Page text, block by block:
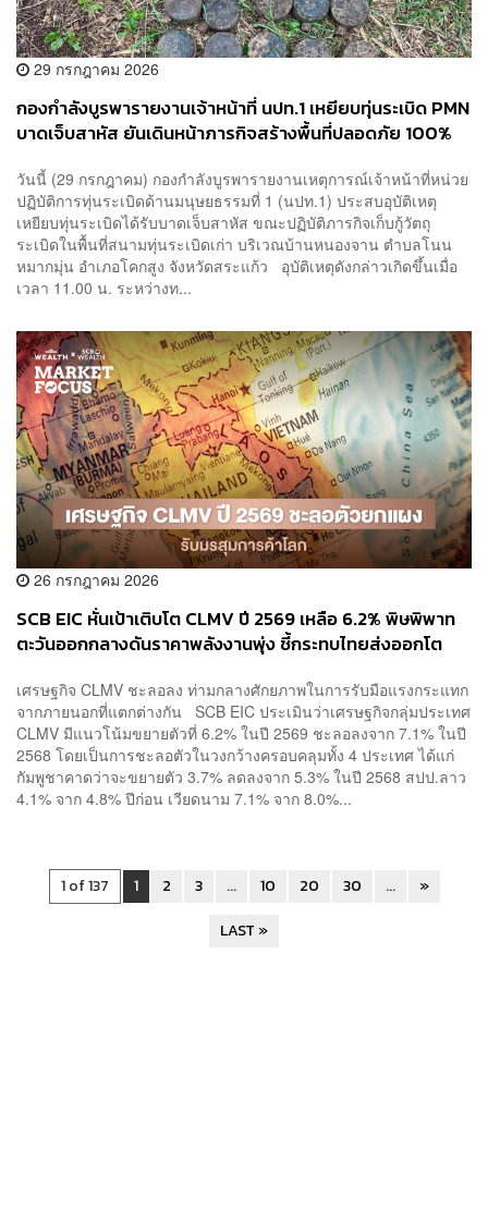
29 กรกฎาคม 2026
กองกำลังบูรพารายงานเจ้าหน้าที่ นปท.1 เหยียบทุ่นระเบิด PMN
บาดเจ็บสาหัส ยันเดินหน้าภารกิจสร้างพื้นที่ปลอดภัย 100%
วันนี้ (29 กรกฎาคม) กองกำลังบูรพารายงานเหตุการณ์เจ้าหน้าที่หน่วย
ปฏิบัติการทุ่นระเบิดด้านมนุษยธรรมที่ 1 (นปท.1) ประสบอุบัติเหตุ
เหยียบทุ่นระเบิดได้รับบาดเจ็บสาหัส ขณะปฏิบัติภารกิจเก็บกู้วัตถุ
ระเบิดในพื้นที่สนามทุ่นระเบิดเก่า บริเวณบ้านหนองจาน ตำบลโนน
หมากมุ่น อำเภอโคกสูง จังหวัดสระแก้ว อุบัติเหตุดังกล่าวเกิดขึ้นเมื่อ
เวลา 11.00 น. ระหว่างท...
26 กรกฎาคม 2026
SCB EIC หั่นเป้าเติบโต CLMV ปี 2569 เหลือ 6.2% พิษพิพาท
ตะวันออกกลางดันราคาพลังงานพุ่ง ชี้กระทบไทยส่งออกโต
เศรษฐกิจ CLMV ชะลอลง ท่ามกลางศักยภาพในการรับมือแรงกระแทก
จากภายนอกที่แตกต่างกัน SCB EIC ประเมินว่าเศรษฐกิจกลุ่มประเทศ
CLMV มีแนวโน้มขยายตัวที่ 6.2% ในปี 2569 ชะลอลงจาก 7.1% ในปี
2568 โดยเป็นการชะลอตัวในวงกว้างครอบคลุมทั้ง 4 ประเทศ ได้แก่
กัมพูชาคาดว่าจะขยายตัว 3.7% ลดลงจาก 5.3% ในปี 2568 สปป.ลาว
4.1% จาก 4.8% ปีก่อน เวียดนาม 7.1% จาก 8.0%...
1 of 137 1 2 3 ... 10 20 30 ...
»
LAST »